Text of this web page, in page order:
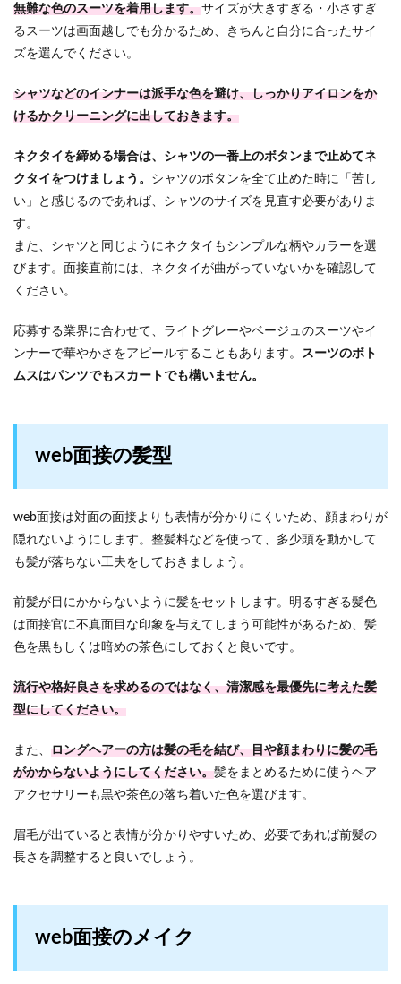
無難な色のスーツを着用します。サイズが大きすぎる・小さすぎ
るスーツは画面越しでも分かるため、きちんと自分に合ったサイ
ズを選んでください。
シャツなどのインナーは派手な色を避け、しっかりアイロンをか
けるかクリーニングに出しておきます。
ネクタイを締める場合は、シャツの一番上のボタンまで止めてネ
クタイをつけましょう。 シャツのボタンを全て止めた時に「苦し
い」と感じるのであれば、シャツのサイズを見直す必要がありま
す。
また、シャツと同じようにネクタイもシンプルな柄やカラーを選
びます。面接直前には、ネクタイが曲がっていないかを確認して
ください。
応募する業界に合わせて、ライトグレーやベージュのスーツやイ
ンナーで華やかさをアピールすることもあります。 スーツのボト
ムスはパンツでもスカートでも構いません。
web面接の髪型
web面接は対面の面接よりも表情が分かりにくいため、顔まわりが
隠れないようにします。整髪料などを使って、多少頭を動かして
も髪が落ちない工夫をしておきましょう。
前髪が目にかからないように髪をセットします。明るすぎる髪色
は面接官に不真面目な印象を与えてしまう可能性があるため、髪
色を黒もしくは暗めの茶色にしておくと良いです。
流行や格好良さを求めるのではなく、清潔感を最優先に考えた髪
型にしてください。
また、 ロングヘアーの方は髪の毛を結び、目や顔まわりに髪の毛
がかからないようにしてください。髪をまとめるために使うヘア
アクセサリーも黒や茶色の落ち着いた色を選びます。
眉毛が出ていると表情が分かりやすいため、必要であれば前髪の
長さを調整すると良いでしょう。
web面接のメイク